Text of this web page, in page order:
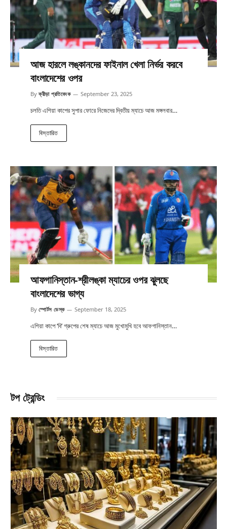
আজ হারলে লঙ্কানদের ফাইনাল খেলা নির্ভর করবে
বাংলাদেশের ওপর
By ক্রীড়া প্রতিবেদক September 23, 2025
চলতি এশিয়া কাপের সুপার ফোরে নিজেদের দ্বিতীয় ম্যাচে আজ মঙ্গলবার…
বিস্তারিত
আফগানিস্তান-শ্রীলঙ্কা ম্যাচের ওপর ঝুলছে
বাংলাদেশের ভাগ্য
By স্পোর্টস ডেস্ক September 18, 2025
এশিয়া কাপে ‘বি’ গ্রুপের শেষ ম্যাচে আজ মুখোমুখি হবে আফগানিস্তান…
বিস্তারিত
টপ ট্রেন্ডিং